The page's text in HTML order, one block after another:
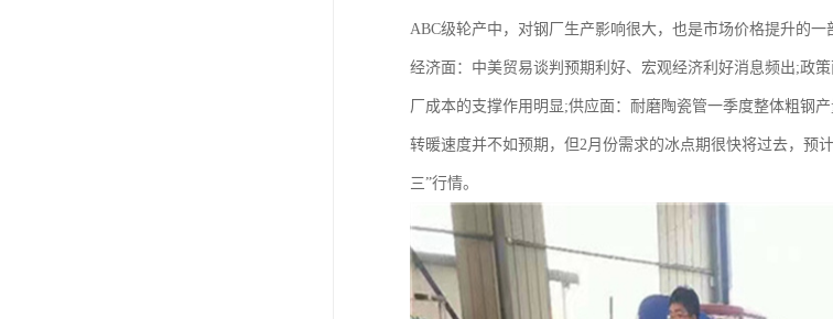
ABC级轮产中，对钢厂生产影响很大，也是市场价格提升的
经济面：中美贸易谈判预期利好、宏观经济利好消息频出;政
厂成本的支撑作用明显;供应面：耐磨陶瓷管一季度整体粗钢
转暖速度并不如预期，但2月份需求的冰点期很快将过去，预
三”行情。